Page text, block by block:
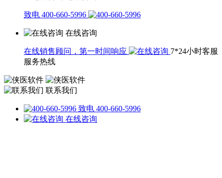
致电 400-660-5996
在线咨询
在线销售顾问，第一时间响应
7*24小时客服
服务热线
联系我们
致电 400-660-5996
在线咨询